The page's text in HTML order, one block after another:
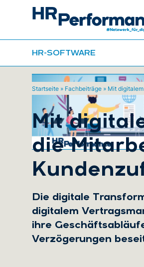
HR-SOFTWARE
Startseite » Fachbeiträge » Mit
Mit
die
Die digitale
digitalem
ihre
Verzögerungen